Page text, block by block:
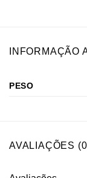
INFORMAÇÃO
PESO
AVALIAÇÕES